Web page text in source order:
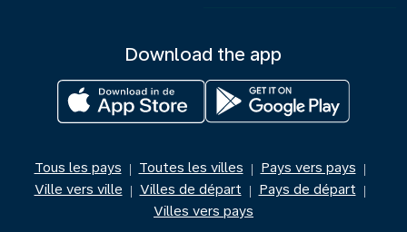
Download the app
Tous les pays | Toutes les villes | Pays vers pays |
Ville vers ville | Villes de départ | Pays de départ |
Villes vers pays